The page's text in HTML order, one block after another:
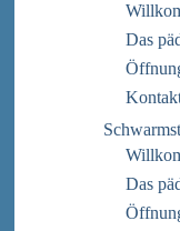
Das
Das